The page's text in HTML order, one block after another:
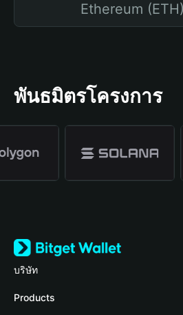
Ethereum
พันธมิตรโครงการ
บริษัท
เกี่ยวกับ Bitget Wallet
Products